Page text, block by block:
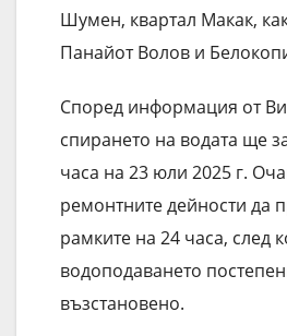
Шумен, квартал Макак,
Панайот Волов и
Според информация от
спирането на водата ще
часа на 23 юли 2025 г.
ремонтните дейности да
рамките на 24 часа, след
водоподаването
възстановено.